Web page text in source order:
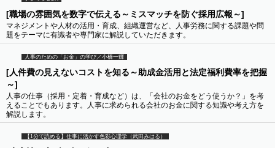
[職場の雰囲気を数字で伝える～ミスマッチを防ぐ採用広報～]
マネジメントや人材の活用・育成、組織運営など、人事労務に関する課題や問
題をテーマに有識者や専門家に解説していただきます。
人事のための「お金」の学び／小橋一輝
[人件費の見えないコストを知る～助成金活用と法定福利費率を把握
～]
人事の仕事（採用・定着・育成など）は、「会社のお金をどう使うか？」を考
えることでもあります。人事に求められる会社のお金に関する知識や考え方を
解説します。
【1分で読める】仕事に活かす色彩心理学（武田みはる）